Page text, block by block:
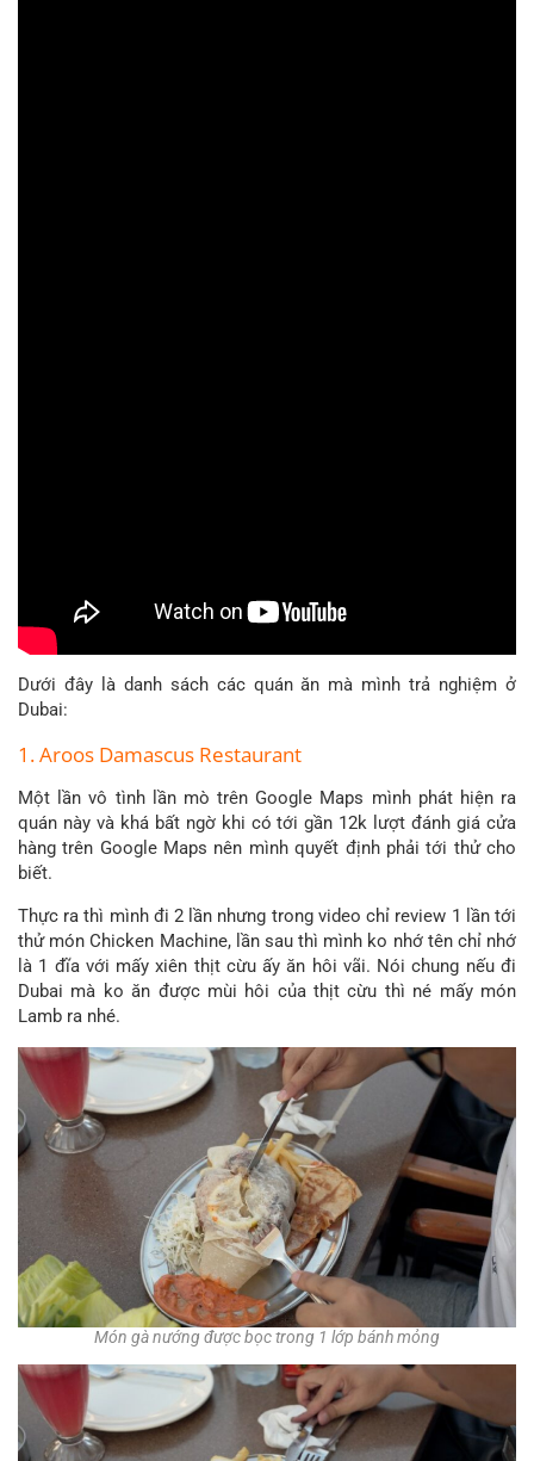
Dưới đây là danh sách các quán ăn mà mình trả nghiệm ở
Dubai:
1. Aroos Damascus Restaurant
Một lần vô tình lần mò trên Google Maps mình phát hiện ra
quán này và khá bất ngờ khi có tới gần 12k lượt đánh giá cửa
hàng trên Google Maps nên mình quyết định phải tới thử cho
biết.
Thực ra thì mình đi 2 lần nhưng trong video chỉ review 1 lần tới
thử món Chicken Machine, lần sau thì mình ko nhớ tên chỉ nhớ
là 1 đĩa với mấy xiên thịt cừu ấy ăn hôi vãi. Nói chung nếu đi
Dubai mà ko ăn được mùi hôi của thịt cừu thì né mấy món
Lamb ra nhé.
Món gà nướng được bọc trong 1 lớp bánh mỏng